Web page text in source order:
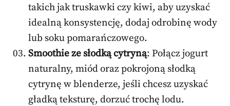
takich jak truskawki czy kiwi, aby uzyskać
idealną konsystencję, dodaj odrobinę wody
lub soku pomarańczowego.
Smoothie ze słodką cytryną: Połącz jogurt
naturalny, miód oraz pokrojoną słodką
cytrynę w blenderze, jeśli chcesz uzyskać
gładką teksturę, dorzuć trochę lodu.